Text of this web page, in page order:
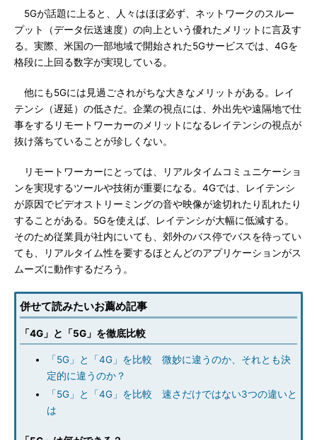
5Gが話題に上ると、人々はほぼ必ず、ネットワークのスルー
プット（データ伝送速度）の向上という優れたメリットに言及す
る。実際、米国の一部地域で開始された5Gサービスでは、4Gを
格段に上回る数字が実現している。
他にも5Gには見過ごされがちな大きなメリットがある。レイ
テンシ（遅延）の低さだ。企業の視点には、外出先や遠隔地で仕
事をするリモートワーカーのメリットになるレイテンシの視点が
抜け落ちていることが珍しくない。
リモートワーカーにとっては、リアルタイムコミュニケーショ
ンを実現するツールや技術が重要になる。4Gでは、レイテンシ
が原因でビデオストリーミングの音や映像が途切れたり乱れたり
することがある。5Gを使えば、レイテンシが大幅に低減する。
そのため従業員が社内にいても、郊外のバス停でバスを待ってい
ても、リアルタイム性を要するほとんどのアプリケーションがス
ムーズに動作するだろう。
併せて読みたいお薦め記事
「4G」と「5G」を徹底比較
「5G」と「4G」を比較 微妙に違うのか、それとも決
定的に違うのか？
「5G」と「4G」を比較 速さだけではない3つの違いと
は